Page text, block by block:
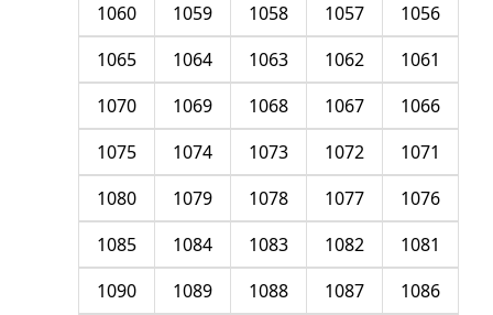
1056
1057
1058
1059
1060
1061
1062
1063
1064
1065
1066
1067
1068
1069
1070
1071
1072
1073
1074
1075
1076
1077
1078
1079
1080
1081
1082
1083
1084
1085
1086
1087
1088
1089
1090